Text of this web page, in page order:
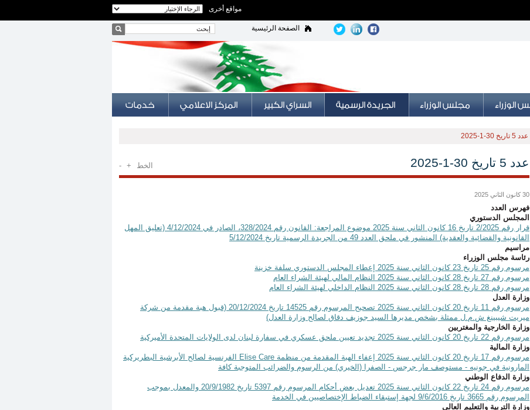
مواقع أخرى
الصفحة الرئيسية
عدد 5 تاريخ 30-1-2025
عدد 5 تاريخ 30-1-2025 الخط +
-
30 كانون الثاني 2025
فهرس العدد
المجلس الدستوري
قرار رقم 2/2025 تاريخ 16 كانون الثاني سنة 2025 موضوع المراجعة: القانون رقم 328/2024، الصادر في 4/12/2024 (تعليق المهل
القانونية والقضائية والعقدية) المنشور في ملحق العدد 49 من الجريدة الرسمية تاريخ 5/12/2024
مراسيم
رئاسة مجلس الوزراء
مرسوم رقم 25 تاريخ 23 كانون الثاني سنة 2025 إعطاء المجلس الدستوري سلفة خزينة
مرسوم رقم 27 تاريخ 28 كانون الثاني سنة 2025 النظام المالي لهيئة الشراء العام
مرسوم رقم 28 تاريخ 28 كانون الثاني سنة 2025 النظام الداخلي لهيئة الشراء العام
وزارة العدل
مرسوم رقم 11 تاريخ 20 كانون الثاني سنة 2025 تصحيح المرسوم رقم 14525 تاريخ 20/12/2024 (قبول هبة مقدمة من شركة
ميريت شيبينغ ش.م.ل ممثلة بشخص مديرها السيد جوزيف دقاق لصالح وزارة العدل)
وزارة الخارجية والمغتربين
مرسوم رقم 22 تاريخ 20 كانون الثاني سنة 2025 تجديد تعيين ملحق عسكري في سفارة لبنان لدى الولايات المتحدة الأميركية
وزارة المالية
مرسوم رقم 17 تاريخ 20 كانون الثاني سنة 2025 إعفاء الهبة المقدمة من منظمة
Elise Care
الفرنسية لصالح الأبرشية البطريركية
المارونية في جونيه - مستوصف مار جرجس - الصفرا (الخيري) من الرسوم والضرائب المتوجبة كافة
وزارة الدفاع الوطني
مرسوم رقم 24 تاريخ 22 كانون الثاني سنة 2025 تعديل بعض أحكام المرسوم رقم 5397 تاريخ 20/9/1982 والمعدل بموجب
المرسوم رقم 3665 تاريخ 9/6/2016 لجهة إستبقاء الضباط الإختصاصيين في الخدمة
وزارة التربية والتعليم العالي